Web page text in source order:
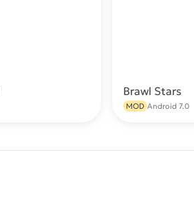
Brawl Stars
MOD Android 7.0